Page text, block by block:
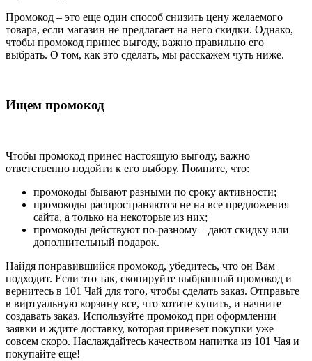
Промокод – это еще один способ снизить цену желаемого
товара, если магазин не предлагает на него скидки. Однако,
чтобы промокод принес выгоду, важно правильно его
выбрать. О том, как это сделать, мы расскажем чуть ниже.
Ищем промокод
Чтобы промокод принес настоящую выгоду, важно
ответственно подойти к его выбору. Помните, что:
промокоды бывают разными по сроку активности;
промокоды распространяются не на все предложения
сайта, а только на некоторые из них;
промокоды действуют по-разному – дают скидку или
дополнительный подарок.
Найдя понравившийся промокод, убедитесь, что он Вам
подходит. Если это так, скопируйте выбранный промокод и
вернитесь в 101 Чай для того, чтобы сделать заказ. Отправьте
в виртуальную корзину все, что хотите купить, и начните
создавать заказ. Используйте промокод при оформлении
заявки и ждите доставку, которая привезет покупки уже
совсем скоро. Наслаждайтесь качеством напитка из 101 Чая и
покупайте еще!